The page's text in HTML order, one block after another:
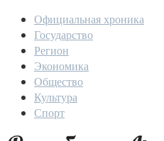
Официальная хроника
Государство
Регион
Экономика
Общество
Культура
Спорт